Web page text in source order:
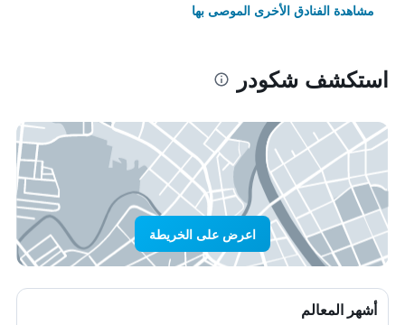
مشاهدة الفنادق الأخرى الموصى بها
استكشف شكودر
اعرض على الخريطة
أشهر المعالم